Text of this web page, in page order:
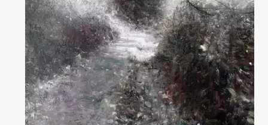
Домен: ekb.rakovgallery.ru